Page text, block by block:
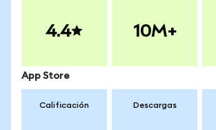
4.4 10M+
App Store
Calificación Descargas